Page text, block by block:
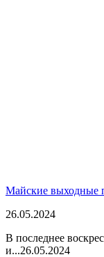
Майские выходные
26.05.2024
В последнее
и...26.05.2024